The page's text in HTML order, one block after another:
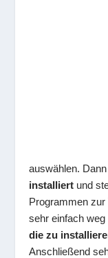
auswählen.
installiert und
Programmen zur
sehr einfach
die zu
Anschließend